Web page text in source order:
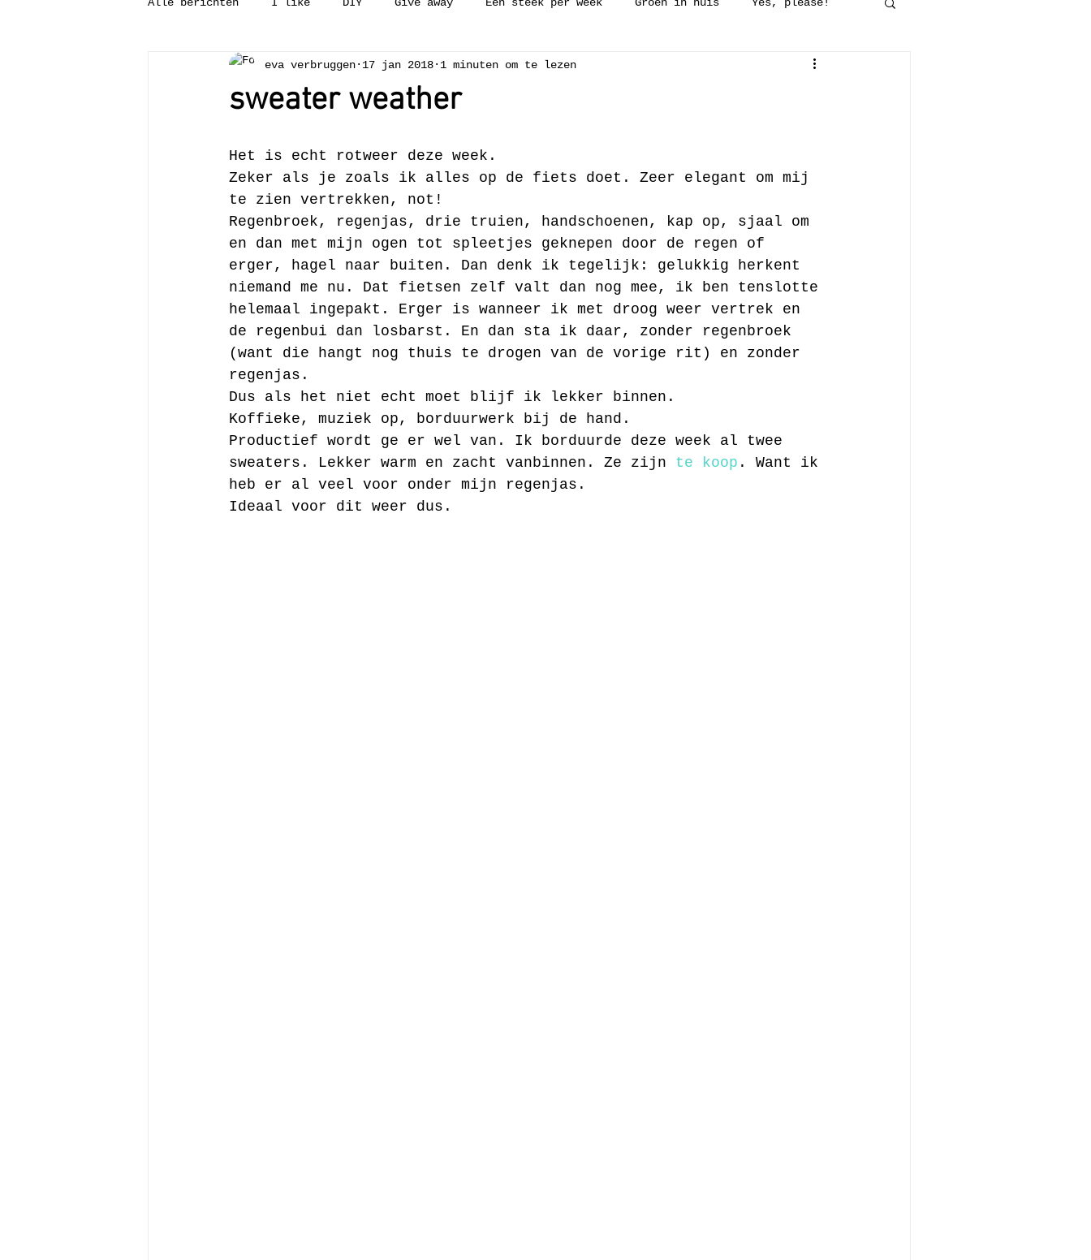
Tweedehandsgeluk Binnenkijken Workshop Collectie Op stap
sweater weather
eva verbruggen 17 jan 2018 1 minuten om te lezen
Het is echt rotweer deze week.
Zeker als je zoals ik alles op de fiets doet. Zeer elegant om mij
te zien vertrekken, not!
Regenbroek, regenjas, drie truien, handschoenen, kap op, sjaal om
en dan met mijn ogen tot spleetjes geknepen door de regen of
erger, hagel naar buiten. Dan denk ik tegelijk: gelukkig herkent
niemand me nu. Dat fietsen zelf valt dan nog mee, ik ben tenslotte
helemaal ingepakt. Erger is wanneer ik met droog weer vertrek en
de regenbui dan losbarst. En dan sta ik daar, zonder regenbroek
(want die hangt nog thuis te drogen van de vorige rit) en zonder
regenjas.
Dus als het niet echt moet blijf ik lekker binnen.
Koffieke, muziek op, borduurwerk bij de hand.
Productief wordt ge er wel van. Ik borduurde deze week al twee
sweaters. Lekker warm en zacht vanbinnen. Ze zijn te koop . Want ik
heb er al veel voor onder mijn regenjas.
Ideaal voor dit weer dus.